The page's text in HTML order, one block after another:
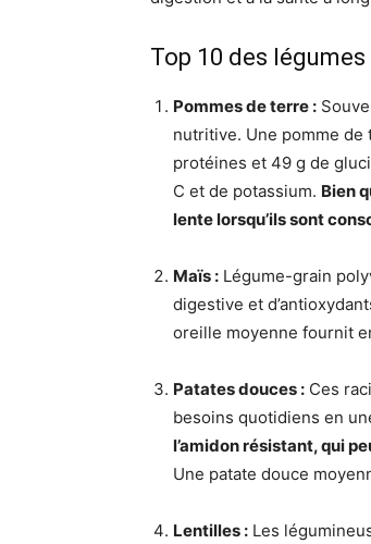
Top 10 des
Pommes de terre :
nutritive. Une pomme de
protéines et 49 g de
C et de potassium. Bien
lente lorsqu’ils sont
Maïs : Légume-grain
digestive et
oreille moyenne fournit
Patates douces : Ces
besoins quotidiens en
l’amidon résistant, qui
Une patate douce
Lentilles : Les